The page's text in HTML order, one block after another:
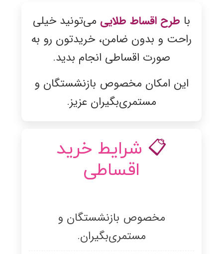
با طرح اقساط طلایی می‌تونید خیلی
راحت و بدون ضامن، خریدتون رو به
صورت اقساطی انجام بدید.
این امکان مخصوص بازنشستگان و
مستمری‌بگیران عزیز.
📋 شرایط خرید
اقساطی
مخصوص بازنشستگان و
مستمری‌بگیران.